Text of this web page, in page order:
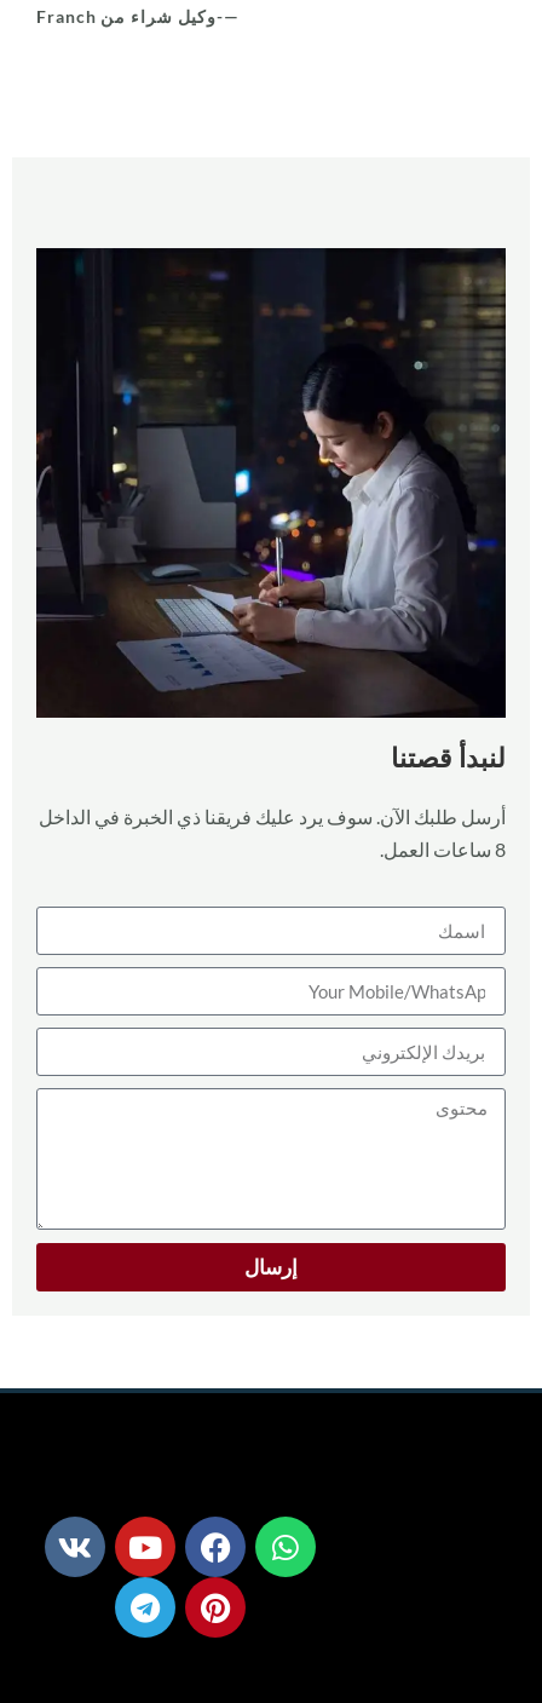
—-وكيل شراء من Franch
لنبدأ قصتنا
أرسل طلبك الآن. سوف يرد عليك فريقنا ذي الخبرة في الداخل
8 ساعات العمل.
إرسال